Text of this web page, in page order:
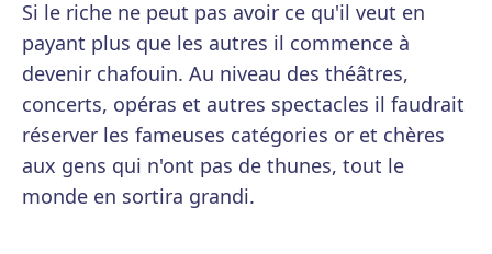
Si le riche ne peut pas avoir ce qu'il veut en
payant plus que les autres il commence à
devenir chafouin. Au niveau des théâtres,
concerts, opéras et autres spectacles il faudrait
réserver les fameuses catégories or et chères
aux gens qui n'ont pas de thunes, tout le
monde en sortira grandi.